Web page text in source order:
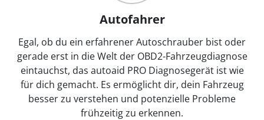
Autofahrer
Egal, ob du ein erfahrener Autoschrauber bist oder
gerade erst in die Welt der OBD2-Fahrzeugdiagnose
eintauchst, das autoaid PRO Diagnosegerät ist wie
für dich gemacht. Es ermöglicht dir, dein Fahrzeug
besser zu verstehen und potenzielle Probleme
frühzeitig zu erkennen.